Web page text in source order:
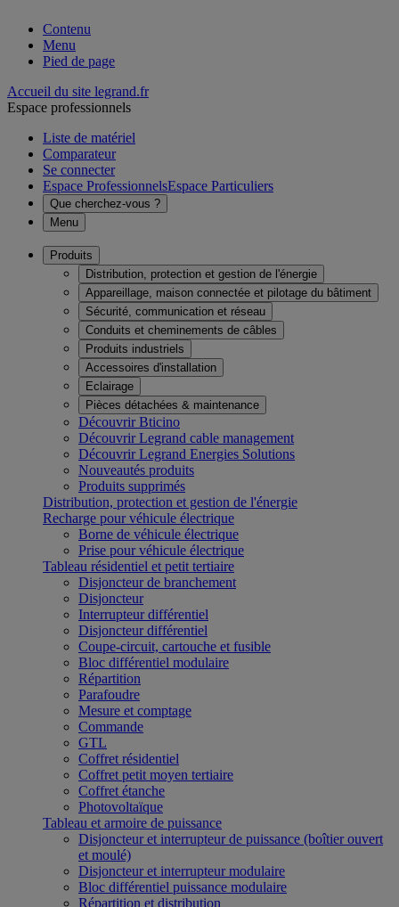
Contenu
Menu
Pied de page
Accueil du site legrand.fr
Espace professionnels
Liste de matériel
Comparateur
Se connecter
Espace ProfessionnelsEspace Particuliers
Que cherchez-vous ?
Menu
Produits
Distribution, protection et gestion de l'énergie
Appareillage, maison connectée et pilotage du bâtiment
Sécurité, communication et réseau
Conduits et cheminements de câbles
Produits industriels
Accessoires d'installation
Eclairage
Pièces détachées & maintenance
Découvrir Bticino
Découvrir Legrand cable management
Découvrir Legrand Energies Solutions
Nouveautés produits
Produits supprimés
Distribution, protection et gestion de l'énergie
Recharge pour véhicule électrique
Borne de véhicule électrique
Prise pour véhicule électrique
Tableau résidentiel et petit tertiaire
Disjoncteur de branchement
Disjoncteur
Interrupteur différentiel
Disjoncteur différentiel
Coupe-circuit, cartouche et fusible
Bloc différentiel modulaire
Répartition
Parafoudre
Mesure et comptage
Commande
GTL
Coffret résidentiel
Coffret petit moyen tertiaire
Coffret étanche
Photovoltaïque
Tableau et armoire de puissance
Disjoncteur et interrupteur de puissance (boîtier ouvert
et moulé)
Disjoncteur et interrupteur modulaire
Bloc différentiel puissance modulaire
Répartition et distribution